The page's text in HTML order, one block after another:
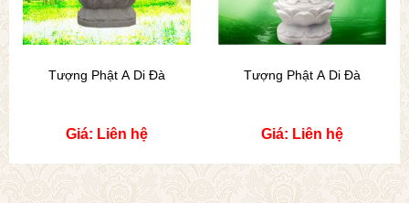
Tượng Phật A Di Đà
Giá: Liên hệ
Tượng Phật A Di Đà
Giá: Liên hệ